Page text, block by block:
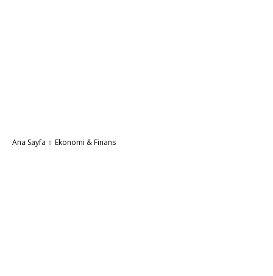
Ana Sayfa Ekonomi & Finans